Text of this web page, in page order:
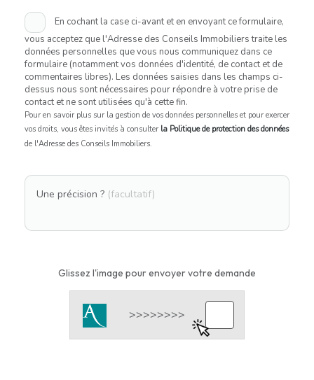
En cochant la case ci-avant et en envoyant ce formulaire,
vous acceptez que l'Adresse des Conseils Immobiliers traite les
données personnelles que vous nous communiquez dans ce
formulaire (notamment vos données d'identité, de contact et de
commentaires libres). Les données saisies dans les champs ci-
dessus nous sont nécessaires pour répondre à votre prise de
contact et ne sont utilisées qu'à cette fin.
Pour en savoir plus sur la gestion de vos données personnelles et pour exercer
vos droits, vous êtes invités à consulter la Politique de protection des données
de l'Adresse des Conseils Immobiliers.
Une précision ? (facultatif)
Glissez l'image pour envoyer votre demande